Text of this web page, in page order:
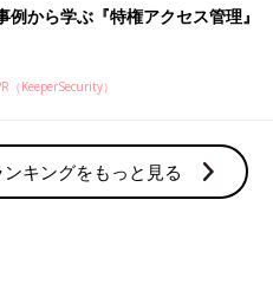
例から学ぶ『特権アクセス管理』
（KeeperSecurity）
ンキングをもっと見る